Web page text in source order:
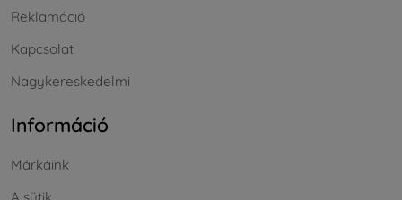
Reklamáció
Kapcsolat
Nagykereskedelmi
Információ
Márkáink